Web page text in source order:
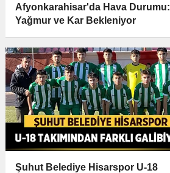
Afyonkarahisar'da Hava Durumu:
Yağmur ve Kar Bekleniyor
Şuhut Belediye Hisarspor U-18